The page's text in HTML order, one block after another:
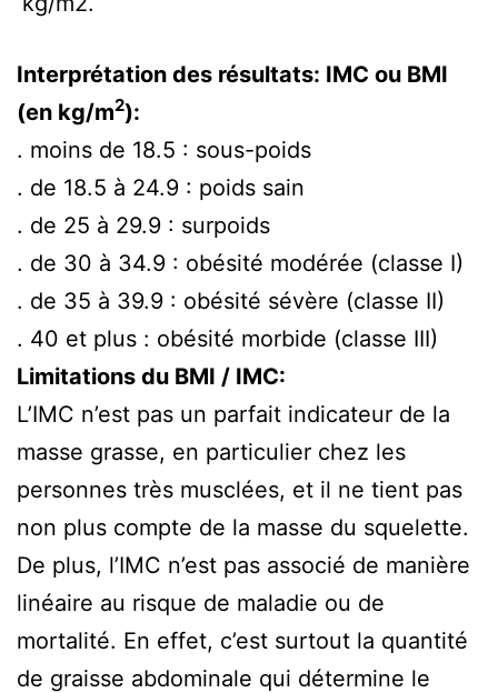
Interprétation des résultats: IMC ou BMI
(en kg/m2):
. moins de 18.5 : sous-poids
. de 18.5 à 24.9 : poids sain
. de 25 à 29.9 : surpoids
. de 30 à 34.9 : obésité modérée (classe I)
. de 35 à 39.9 : obésité sévère (classe II)
. 40 et plus : obésité morbide (classe III)
Limitations du BMI / IMC:
L’IMC n’est pas un parfait indicateur de la
masse grasse, en particulier chez les
personnes très musclées, et il ne tient pas
non plus compte de la masse du squelette.
De plus, l’IMC n’est pas associé de manière
linéaire au risque de maladie ou de
mortalité. En effet, c’est surtout la quantité
de graisse abdominale qui détermine le